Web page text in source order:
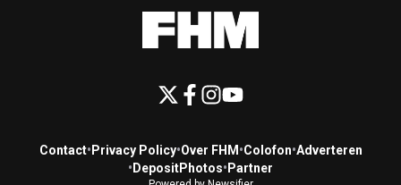
Contact• Privacy Policy•Over FHM •Colofon•Adverteren
• DepositPhotos• Partner